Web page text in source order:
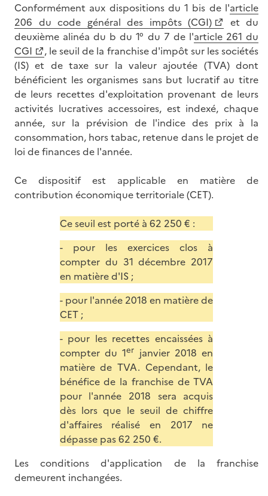
Conformément aux dispositions du 1 bis de l'article
206 du code général des impôts (CGI)
et du
deuxième alinéa du b du 1° du 7 de l'article 261 du
CGI
, le seuil de la franchise d'impôt sur les sociétés
(IS) et de taxe sur la valeur ajoutée (TVA) dont
bénéficient les organismes sans but lucratif au titre
de leurs recettes d'exploitation provenant de leurs
activités lucratives accessoires, est indexé, chaque
année, sur la prévision de l'indice des prix à la
consommation, hors tabac, retenue dans le projet de
loi de finances de l'année.
Ce dispositif est applicable en matière de
contribution économique territoriale (CET).
Ce seuil est porté à 62 250 € :
- pour les exercices clos à
compter du 31 décembre 2017
en matière d'IS ;
- pour l'année 2018 en matière de
CET ;
- pour les recettes encaissées à
compter du 1er janvier 2018 en
matière de TVA. Cependant, le
bénéfice de la franchise de TVA
pour l'année 2018 sera acquis
dès lors que le seuil de chiffre
d'affaires réalisé en 2017 ne
dépasse pas 62 250 €.
Les conditions d'application de la franchise
demeurent inchangées.